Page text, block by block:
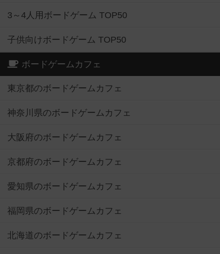
3～4人用ボードゲーム TOP50
子供向けボードゲーム TOP50
ボードゲームカフェ
東京都のボードゲームカフェ
神奈川県のボードゲームカフェ
大阪府のボードゲームカフェ
京都府のボードゲームカフェ
愛知県のボードゲームカフェ
福岡県のボードゲームカフェ
北海道のボードゲームカフェ